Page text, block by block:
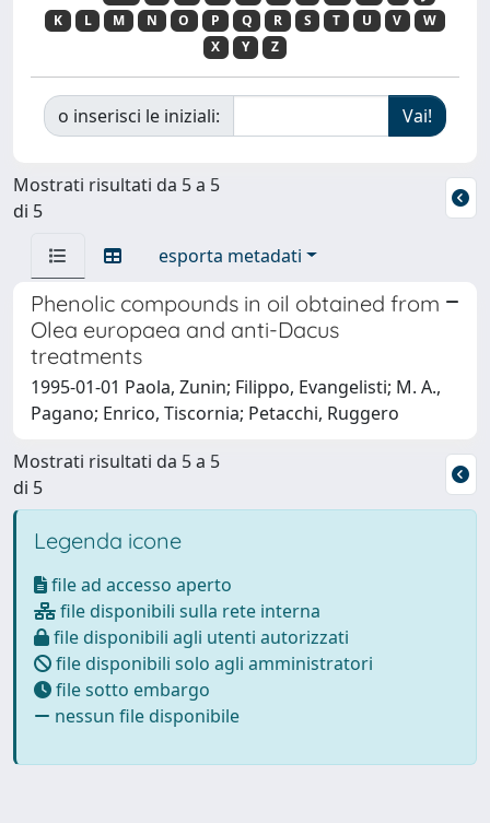
K
L M N O P Q R S T U V
W
X
Y Z
o inserisci le iniziali:
Mostrati risultati da 5 a 5
di 5
esporta metadati
Phenolic compounds in oil obtained from
Olea europaea and anti-Dacus
treatments
1995-01-01 Paola, Zunin; Filippo, Evangelisti; M. A.,
Pagano; Enrico, Tiscornia; Petacchi, Ruggero
Mostrati risultati da 5 a 5
di 5
Legenda icone
file ad accesso aperto
file disponibili sulla rete interna
file disponibili agli utenti autorizzati
file disponibili solo agli amministratori
file sotto embargo
nessun file disponibile